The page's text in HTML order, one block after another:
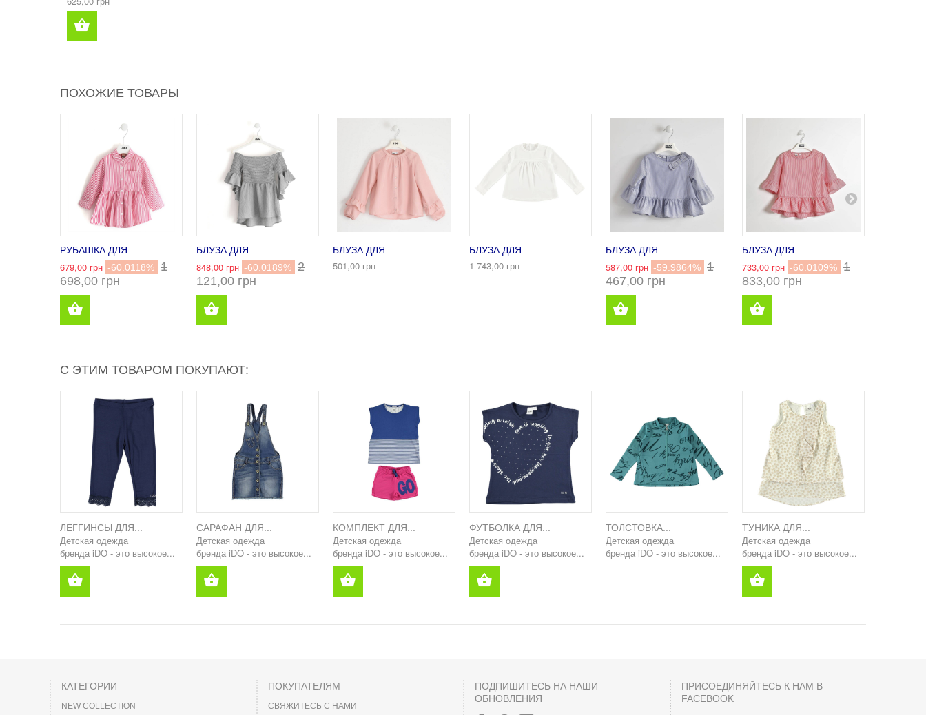
ПОХОЖИЕ ТОВАРЫ
РУБАШКА ДЛЯ...
679,00 грн -60.0118% 1
698,00 грн
БЛУЗА ДЛЯ...
848,00 грн -60.0189% 2
121,00 грн
БЛУЗА ДЛЯ...
501,00 грн
БЛУЗА ДЛЯ...
1 743,00 грн
БЛУЗА ДЛЯ...
587,00 грн -59.9864% 1
467,00 грн
БЛУЗА ДЛЯ...
733,00 грн -60.0109% 1
833,00 грн
С ЭТИМ ТОВАРОМ ПОКУПАЮТ:
ЛЕГГИНСЫ ДЛЯ...
Детская одежда
бренда iDO - это высокое...
САРАФАН ДЛЯ...
Детская одежда
бренда iDO - это высокое...
КОМПЛЕКТ ДЛЯ...
Детская одежда
бренда iDO - это высокое...
ФУТБОЛКА ДЛЯ...
Детская одежда
бренда iDO - это высокое...
ТОЛСТОВКА...
Детская одежда
бренда iDO - это высокое...
ТУНИКА ДЛЯ...
Детская одежда
бренда iDO - это высокое...
КАТЕГОРИИ
NEW COLLECTION
ПОКУПАТЕЛЯМ
СВЯЖИТЕСЬ С НАМИ
ПОДПИШИТЕСЬ НА НАШИ
ОБНОВЛЕНИЯ
ПРИСОЕДИНЯЙТЕСЬ К НАМ В
FACEBOOK